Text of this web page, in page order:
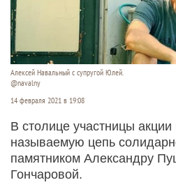
Алексей Навальный с супругой Юлей.
@navalny
14 февраля 2021 в 19:08
В столице участницы
называемую цепь
памятником Александру
Гончаровой.